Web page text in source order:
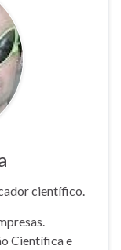
científico.
Científica e